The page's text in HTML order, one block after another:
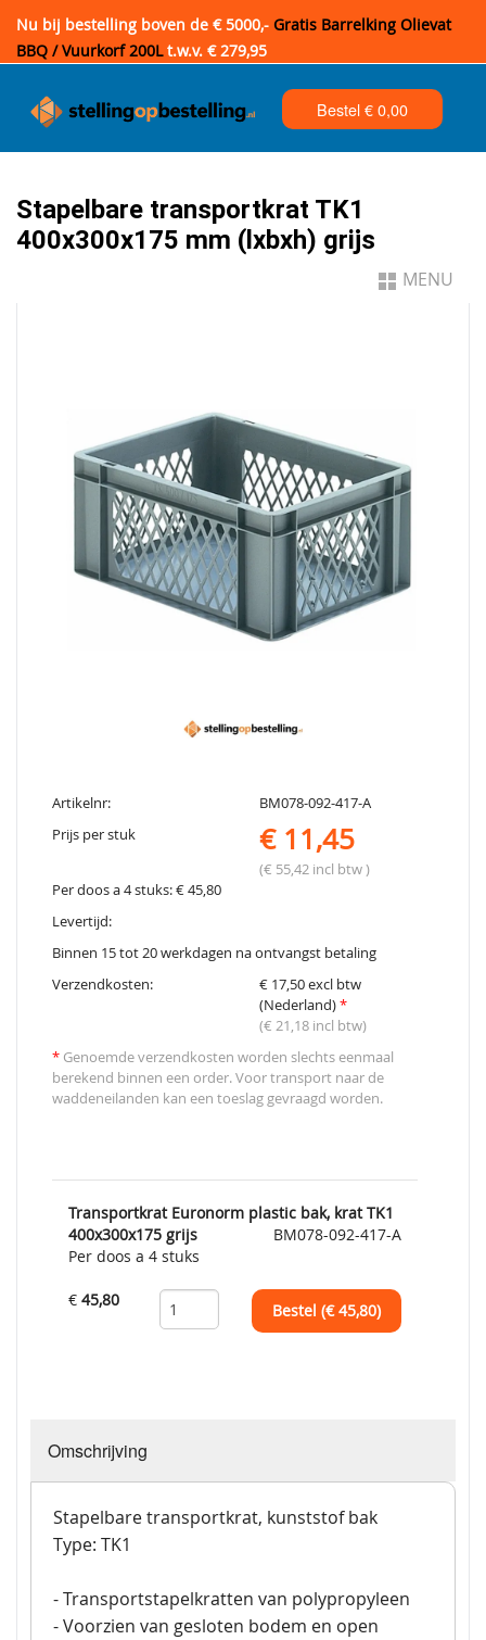
Nu bij bestelling boven de € 5000,- Gratis Barrelking Olievat
BBQ / Vuurkorf 200Lt.w.v. € 279,95
Bestel €0,00
Stapelbare transportkrat TK1
400x300x175 mm (lxbxh) grijs
MENU
Artikelnr:
BM078-092-417-A
Prijs per stuk
€ 11,45
(€ 55,42 incl btw )
Per doos a 4 stuks: € 45,80
Levertijd:
Binnen 15 tot 20 werkdagen na ontvangst betaling
Verzendkosten:
€ 17,50 excl btw
(Nederland)*
(€ 21,18 incl btw)
* Genoemde verzendkosten worden slechts eenmaal
berekend binnen een order. Voor transport naar de
waddeneilanden kan een toeslag gevraagd worden.
Transportkrat Euronorm plastic bak, krat TK1
400x300x175 grijs
BM078-092-417-A
Per doos a 4 stuks
€ 45,80
Bestel (€45,80)
Omschrijving
Stapelbare transportkrat, kunststof bak
Type: TK1
- Transportstapelkratten van polypropyleen
- Voorzien van gesloten bodem en open